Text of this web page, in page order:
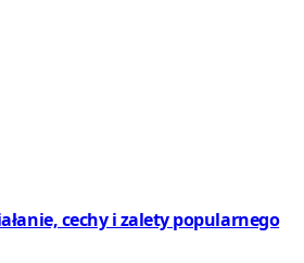
cechy i zalety popularnego